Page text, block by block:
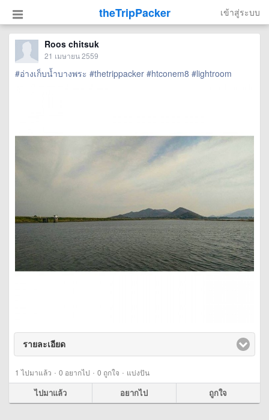
theTripPacker เข้าสู่ระบบ
Roos chitsuk
21 เมษายน 2559
#อ่างเก็บน้ำบางพระ #thetrippacker #htconem8 #lightroom
รายละเอียด
1 ไปมาแล้ว · 0 อยากไป · 0 ถูกใจ · แบ่งปัน
ไปมาแล้ว อยากไป ถูกใจ